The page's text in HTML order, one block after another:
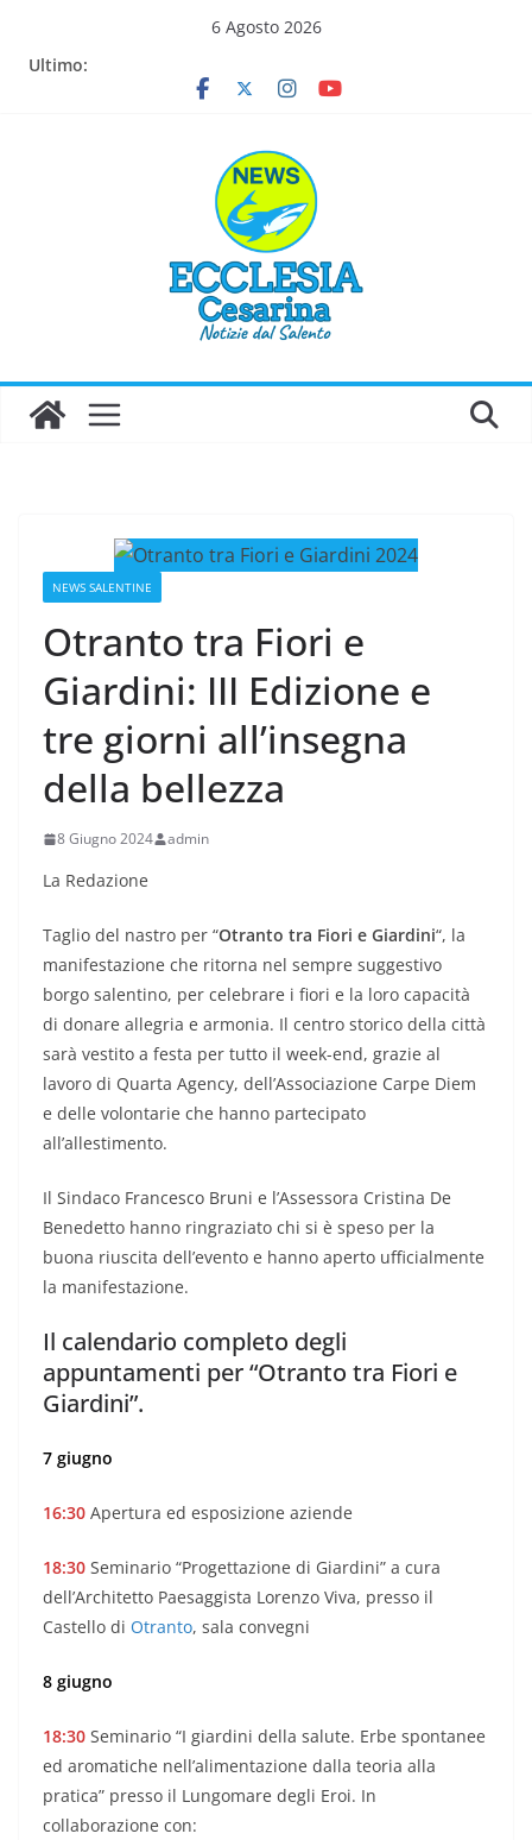
6 Agosto 2026
Ultimo:
NEWS SALENTINE
Otranto tra Fiori e
Giardini: III Edizione e
tre giorni all’insegna
della bellezza
8 Giugno 2024 admin
La Redazione
Taglio del nastro per “Otranto tra Fiori e Giardini“, la
manifestazione che ritorna nel sempre suggestivo
borgo salentino, per celebrare i fiori e la loro capacità
di donare allegria e armonia. Il centro storico della città
sarà vestito a festa per tutto il week-end, grazie al
lavoro di Quarta Agency, dell’Associazione Carpe Diem
e delle volontarie che hanno partecipato
all’allestimento.
Il Sindaco Francesco Bruni e l’Assessora Cristina De
Benedetto hanno ringraziato chi si è speso per la
buona riuscita dell’evento e hanno aperto ufficialmente
la manifestazione.
Il calendario completo degli
appuntamenti per “Otranto tra Fiori e
Giardini”.
7 giugno
16:30 Apertura ed esposizione aziende
18:30 Seminario “Progettazione di Giardini” a cura
dell’Architetto Paesaggista Lorenzo Viva, presso il
Castello di Otranto, sala convegni
8 giugno
18:30 Seminario “I giardini della salute. Erbe spontanee
ed aromatiche nell’alimentazione dalla teoria alla
pratica” presso il Lungomare degli Eroi. In
collaborazione con: